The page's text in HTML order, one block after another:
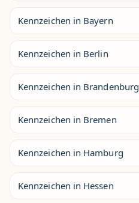
Kennzeichen in Bayern
Kennzeichen in Berlin
Kennzeichen in Brandenburg
Kennzeichen in Bremen
Kennzeichen in Hamburg
Kennzeichen in Hessen